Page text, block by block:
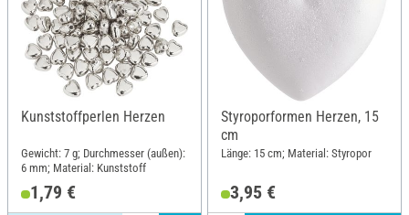
Kunststoffperlen Herzen
Gewicht: 7 g; Durchmesser (außen):
6 mm; Material: Kunststoff
1,79 €
Styroporformen Herzen, 15
cm
Länge: 15 cm; Material: Styropor
3,95 €